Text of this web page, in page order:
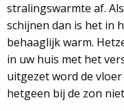
stralingswarmte af.
schijnen dan is het in
behaaglijk warm.
in uw huis met het
uitgezet word de
hetgeen bij de zon